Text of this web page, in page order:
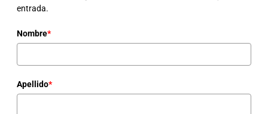
entrada.
Nombre*
Apellido*